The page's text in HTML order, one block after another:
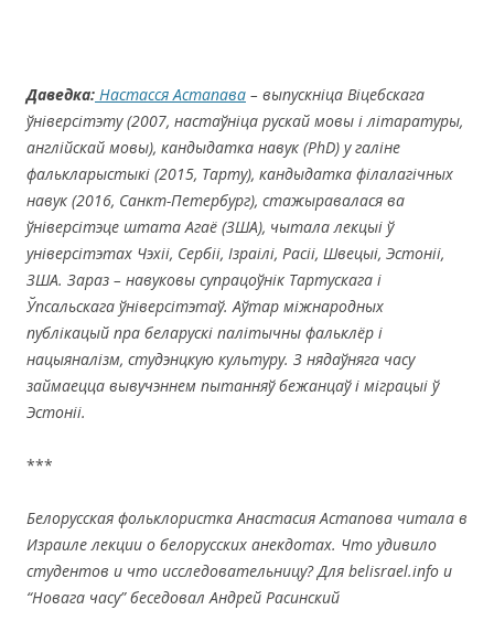
Даведка: Настасся Астапава – выпускніца Віцебскага
ўніверсітэту (2007, настаўніца рускай мовы і літаратуры,
англійскай мовы), кандыдатка навук (PhD) у галіне
фалькларыстыкі (2015, Тарту), кандыдатка філалагічных
навук (2016, Санкт-Петербург), стажыравалася ва
ўніверсітэце штата Агаё (ЗША), чытала лекцыi ў
унiверсiтэтах Чэхіі, Сербіі, Ізраілі, Расii, Швецыi, Эстонii,
ЗША. Зараз – навуковы супрацоўнік Тартускага i
Ўпсальскага ўнiверсiтэтаў. Аўтар мiжнародных
публiкацый пра беларускi палiтычны фальклёр i
нацыяналiзм, студэнцкую культуру. З нядаўняга часу
займаецца вывучэннем пытанняў бежанцаў і міграцыі ў
Эстоніі.
***
Белорусская фольклористка Анастасия Астапова читала в
Израиле лекции о белорусских анекдотах. Что удивило
студентов и что исследовательницу? Для belisrael.info и
“Новага часу” беседовал Андрей Расинский